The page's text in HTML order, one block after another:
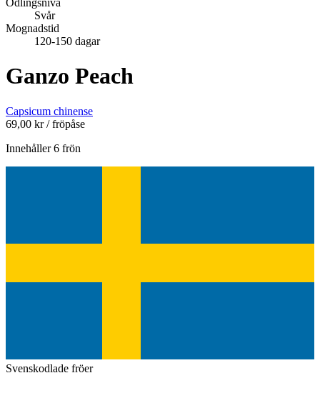
Svår
Mognadstid
120-150 dagar
Ganzo Peach
Capsicum chinense
69,00 kr / fröpåse
Innehåller 6 frön
Svenskodlade fröer